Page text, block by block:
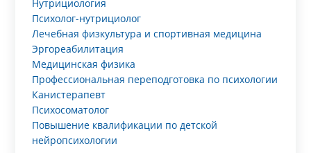
Нутрициология
Психолог-нутрициолог
Лечебная физкультура и спортивная медицина
Эргореабилитация
Медицинская физика
Профессиональная переподготовка по психологии
Канистерапевт
Психосоматолог
Повышение квалификации по детской
нейропсихологии